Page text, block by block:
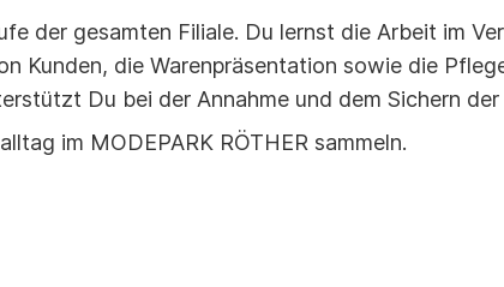
der gesamten Filiale. Du lernst die Arbeit im
Kunden, die Warenpräsentation sowie die
Du bei der Annahme und dem Sichern der
im MODEPARK RÖTHER sammeln.